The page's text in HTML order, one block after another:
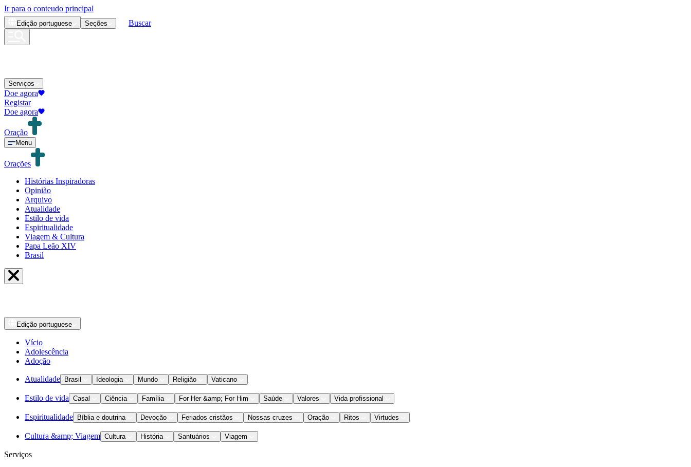
Ir para o conteudo principal
Edição portuguese Seções Buscar
Serviços
Doe agora
Registar
Doe agora
Oração
Menu
Orações
Histórias Inspiradoras
Opinião
Arquivo
Atualidade
Estilo de vida
Espiritualidade
Viagem & Cultura
Papa Leão XIV
Brasil
Edição portuguese
Vício
Adolescência
Adoção
Atualidade Brasil Ideologia Mundo Religião Vaticano
Estilo de vida Casal Ciência Família For Her &amp; For Him Saúde Valores Vida profissional
Espiritualidade Bíblia e doutrina Devoção Feriados cristãos Nossas cruzes Oração Ritos Virtudes
Cultura &amp; Viagem Cultura História Santuários Viagem
Serviços